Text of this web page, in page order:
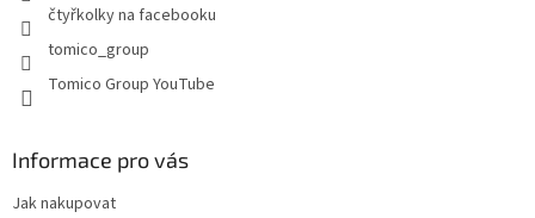
čtyřkolky na facebooku
tomico_group
Tomico Group YouTube
Informace pro vás
Jak nakupovat